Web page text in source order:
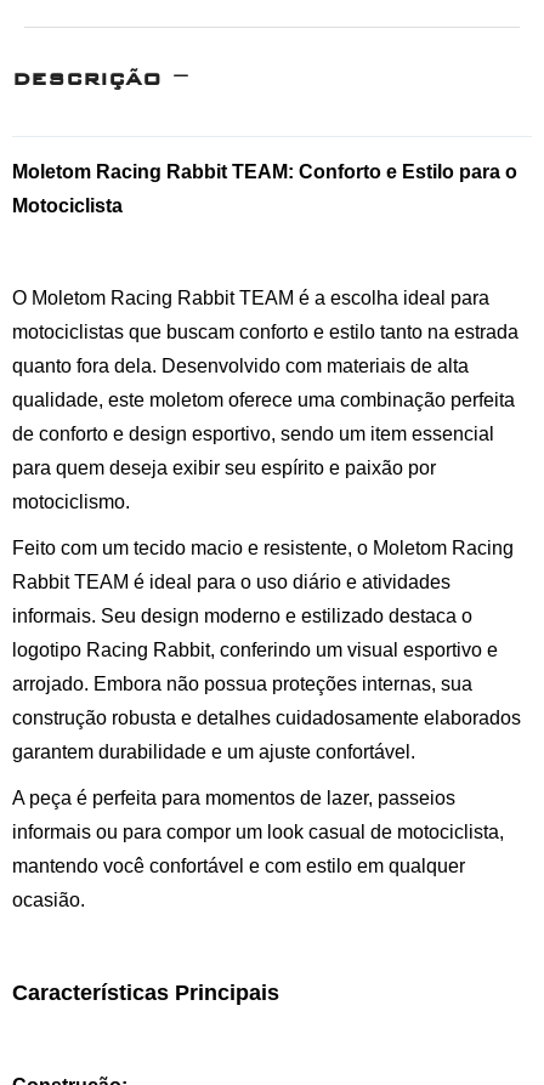
DESCRIÇÃO
Moletom Racing Rabbit TEAM: Conforto e Estilo para o
Motociclista
O Moletom Racing Rabbit TEAM é a escolha ideal para
motociclistas que buscam conforto e estilo tanto na estrada
quanto fora dela. Desenvolvido com materiais de alta
qualidade, este moletom oferece uma combinação perfeita
de conforto e design esportivo, sendo um item essencial
para quem deseja exibir seu espírito e paixão por
motociclismo.
Feito com um tecido macio e resistente, o Moletom Racing
Rabbit TEAM é ideal para o uso diário e atividades
informais. Seu design moderno e estilizado destaca o
logotipo Racing Rabbit, conferindo um visual esportivo e
arrojado. Embora não possua proteções internas, sua
construção robusta e detalhes cuidadosamente elaborados
garantem durabilidade e um ajuste confortável.
A peça é perfeita para momentos de lazer, passeios
informais ou para compor um look casual de motociclista,
mantendo você confortável e com estilo em qualquer
ocasião.
Características Principais